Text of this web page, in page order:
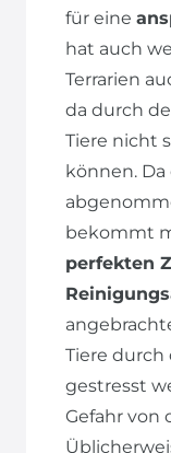
für eine
hat auch
Terrarien
da durch
Tiere nicht
können.
bekommt
perfekten
Tiere durch
gestresst
Gefahr von